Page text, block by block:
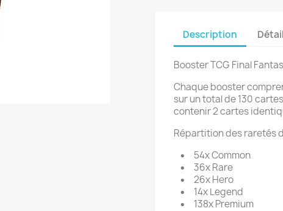
Description
Booster TCG Final
Chaque booster
sur un total de 130
contenir 2 cartes
Répartition des raretés
54x Common
36x Rare
26x Hero
14x Legend
138x Premium